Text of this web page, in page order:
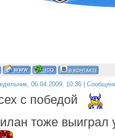
06.04.2009, 10:36 |
с победой
тоже выиграл